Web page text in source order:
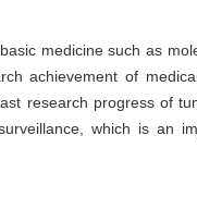
medicine such as
achievement of
research progress of
which is an